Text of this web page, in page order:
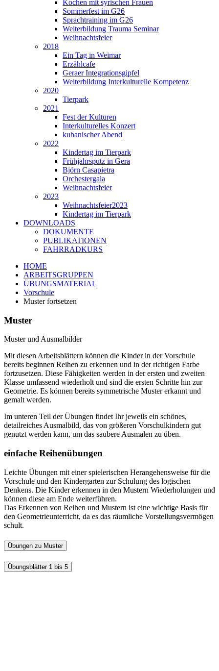
Kochen mit syrischen Frauen
Sommerfest im G26
Sprachtraining im G26
Weiterbildung Trauma Seminar
Weihnachtsfeier
2018
Ein Tag in Weimar
Erzählcafe
Geraer Integrationsgipfel
Weiterbildung Interkulturelle Kompetenz
2020
Tierpark
2021
Fest der Kulturen
Interkulturelles Konzert
kubanischer Abend
2022
Kindertag im Tierpark
Frühjahrsputz in Gera
Björn Casapietra
Orchestergala
Weihnachtsfeier
2023
Weihnachtsfeier2023
Kindertag im Tierpark
DOWNLOADS
DOKUMENTE
PUBLIKATIONEN
FAHRRADKURS
HOME
ARBEITSGRUPPEN
ÜBUNGSMATERIAL
Vorschule
Muster fortsetzen
Muster
Muster und Ausmalbilder
Mit diesen Arbeitsblättern können die Kinder in der Vorschule
bereits beginnen Reihen zu erkennen und in der richtigen Farbe
fortzusetzen. Diese Fähigkeiten werden in der ersten und zweiten
Klasse umfassend wiederholt und sind die ersten Schritte hin zur
Geometrie. Es können bereits symmetrische Muster erkannt und
gemalt werden.
Im unteren Teil der Übungen findet Ihr jeweils ein schönes,
detailreiches Ausmalbild, das von größeren Vorschulkindern gut
genutzt werden kann, um das saubere Ausmalen zu üben.
einfache Reihenübungen
Leichte Übungen mit einer spielerischen Herangehensweise für die
Vorschule und den Kindergarten zur Schulung des logischen
Denkens. Die Kinder erkennen in den Mustern Wiederholungen und
können diese am Ende weiterführen.
Das Erkennen von Reihen und Mustern ist eine wichtige Basis für
den Geometrieunterricht, da es das räumliche Vorstellungsvermögen
schult.
Übungen zu Muster
Übungsblätter 1 bis 5